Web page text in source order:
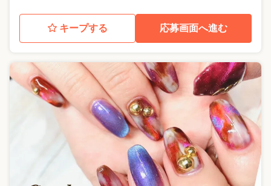
キープする 応募画面へ進む